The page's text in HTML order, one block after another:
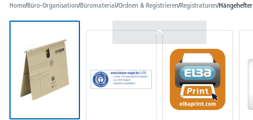
Home/Büro-Organisation/Büromaterial/Ordnen & Registrieren/Registraturen/Hängehefter